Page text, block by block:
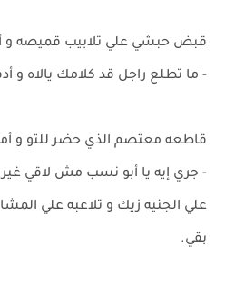
قبض حبشي علي تلابيب قميصه و
- ما تطلع راجل قد كلامك يالاه و
قاطعه معتصم الذي حضر للتو و
- جري إيه يا أبو نسب مش لاقي غير
علي الجنيه زيك و تلاعبه علي
بقي.